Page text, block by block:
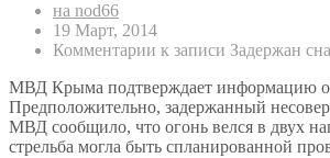
на nod66
19 Март, 2014
Комментарии к записи Задержан
МВД Крыма подтверждает информацию о
Предположительно, задержанный
МВД сообщило, что огонь велся в двух
стрельба могла быть спланированной